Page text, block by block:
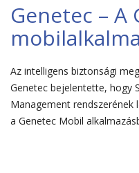
Genetec – A
Az intelligens biztonsági
Genetec bejelentette, hogy
Management rendszerének
a Genetec Mobil